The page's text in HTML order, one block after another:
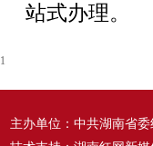
站式办理。
1
主办单位：中共湖南省